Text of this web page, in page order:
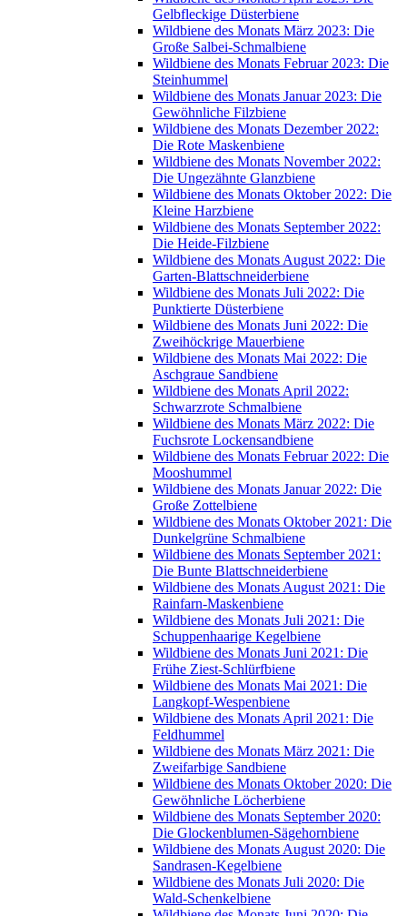
Gelbfleckige Düsterbiene
Wildbiene des Monats März 2023: Die
Große Salbei-Schmalbiene
Wildbiene des Monats Februar 2023: Die
Steinhummel
Wildbiene des Monats Januar 2023: Die
Gewöhnliche Filzbiene
Wildbiene des Monats Dezember 2022:
Die Rote Maskenbiene
Wildbiene des Monats November 2022:
Die Ungezähnte Glanzbiene
Wildbiene des Monats Oktober 2022: Die
Kleine Harzbiene
Wildbiene des Monats September 2022:
Die Heide-Filzbiene
Wildbiene des Monats August 2022: Die
Garten-Blattschneiderbiene
Wildbiene des Monats Juli 2022: Die
Punktierte Düsterbiene
Wildbiene des Monats Juni 2022: Die
Zweihöckrige Mauerbiene
Wildbiene des Monats Mai 2022: Die
Aschgraue Sandbiene
Wildbiene des Monats April 2022:
Schwarzrote Schmalbiene
Wildbiene des Monats März 2022: Die
Fuchsrote Lockensandbiene
Wildbiene des Monats Februar 2022: Die
Mooshummel
Wildbiene des Monats Januar 2022: Die
Große Zottelbiene
Wildbiene des Monats Oktober 2021: Die
Dunkelgrüne Schmalbiene
Wildbiene des Monats September 2021:
Die Bunte Blattschneiderbiene
Wildbiene des Monats August 2021: Die
Rainfarn-Maskenbiene
Wildbiene des Monats Juli 2021: Die
Schuppenhaarige Kegelbiene
Wildbiene des Monats Juni 2021: Die
Frühe Ziest-Schlürfbiene
Wildbiene des Monats Mai 2021: Die
Langkopf-Wespenbiene
Wildbiene des Monats April 2021: Die
Feldhummel
Wildbiene des Monats März 2021: Die
Zweifarbige Sandbiene
Wildbiene des Monats Oktober 2020: Die
Gewöhnliche Löcherbiene
Wildbiene des Monats September 2020:
Die Glockenblumen-Sägehornbiene
Wildbiene des Monats August 2020: Die
Sandrasen-Kegelbiene
Wildbiene des Monats Juli 2020: Die
Wald-Schenkelbiene